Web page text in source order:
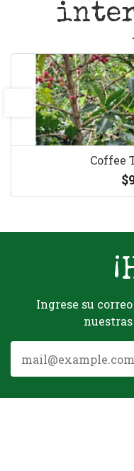
Coffee
Ingrese su